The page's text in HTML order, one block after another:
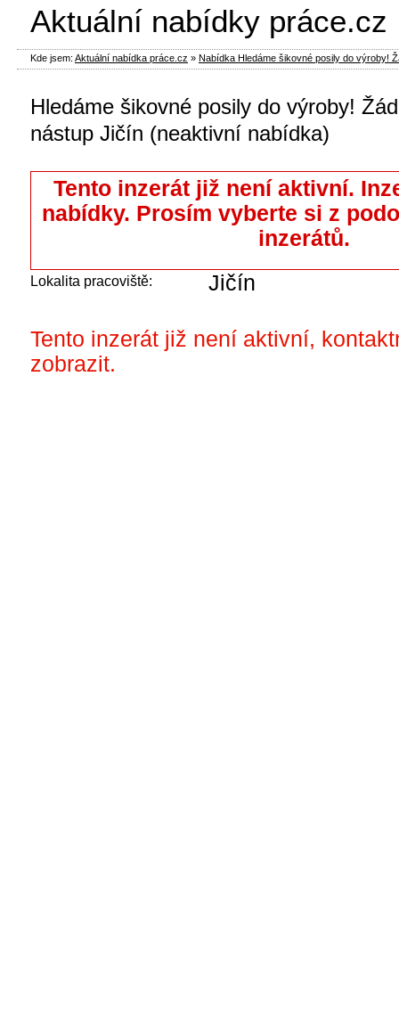
Hledáme šikovné posily do výroby!
nástup Jičín (neaktivní nabídka)
Tento inzerát již není aktivní.
nabídky. Prosím vyberte si z
inzerátů.
Lokalita pracoviště: Jičín
Tento inzerát již není aktivní,
zobrazit.
Aktuální nabídky práce.cz
Kde jsem: Aktuální nabídka práce.cz » Nabídka Hledáme šikovné posily do výroby!